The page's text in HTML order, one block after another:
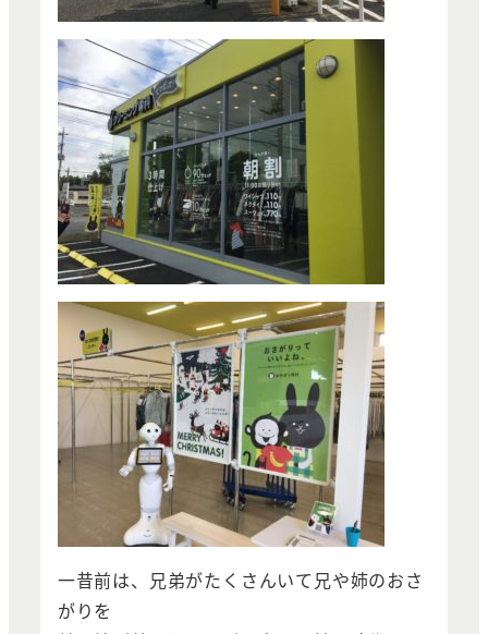
一昔前は、兄弟がたくさんいて兄や姉のおさ
がりを